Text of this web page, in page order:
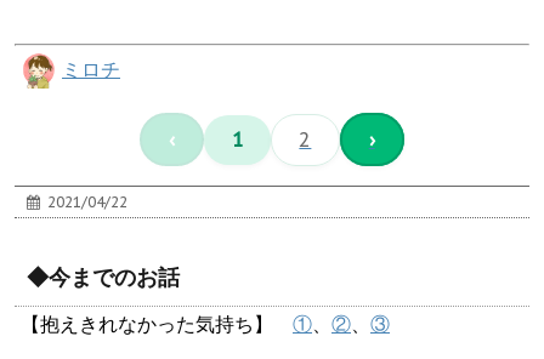
ミロチ
‹ 1 2 ›
2021/04/22
◆今までのお話
【抱えきれなかった気持ち】 ①、 ②、 ③